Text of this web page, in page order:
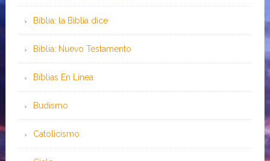
Biblia: la Biblia dice
Biblia: Nuevo Testamento
Bíblias En Línea
Budismo
Catolicismo